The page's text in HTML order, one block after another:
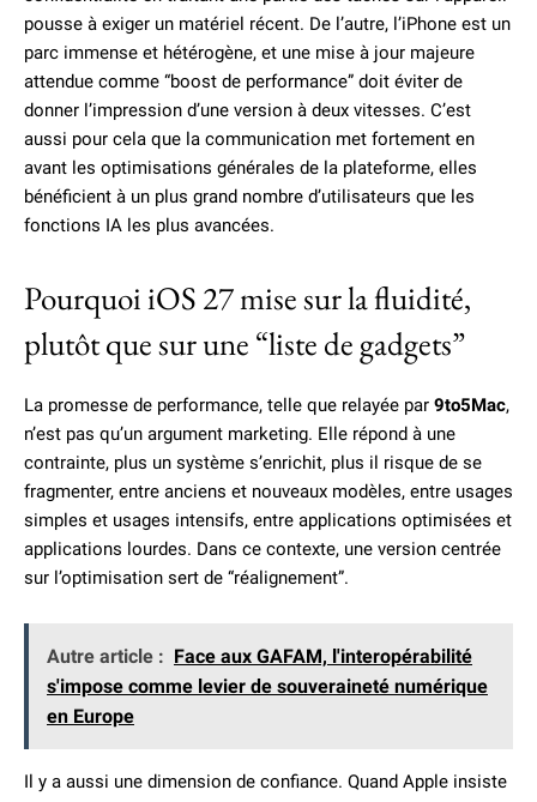
pousse à exiger un matériel récent. De l’autre, l’iPhone est un
parc immense et hétérogène, et une mise à jour majeure
attendue comme “boost de performance” doit éviter de
donner l’impression d’une version à deux vitesses. C’est
aussi pour cela que la communication met fortement en
avant les optimisations générales de la plateforme, elles
bénéficient à un plus grand nombre d’utilisateurs que les
fonctions IA les plus avancées.
Pourquoi iOS 27 mise sur la fluidité,
plutôt que sur une “liste de gadgets”
La promesse de performance, telle que relayée par 9to5Mac,
n’est pas qu’un argument marketing. Elle répond à une
contrainte, plus un système s’enrichit, plus il risque de se
fragmenter, entre anciens et nouveaux modèles, entre usages
simples et usages intensifs, entre applications optimisées et
applications lourdes. Dans ce contexte, une version centrée
sur l’optimisation sert de “réalignement”.
Autre article : Face aux GAFAM, l'interopérabilité
s'impose comme levier de souveraineté numérique
en Europe
Il y a aussi une dimension de confiance. Quand Apple insiste